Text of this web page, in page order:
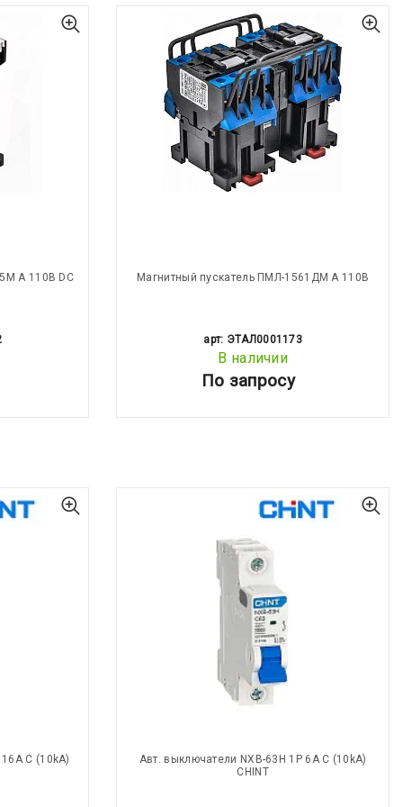
А 110В DC Магнитный пускатель ПМЛ-1561ДМ А 110В
арт: ЭТАЛ0001173
В наличии
По запросу
С (10kA)
Авт. выключатели NXB-63H 1P 6A С (10kA)
CHINT